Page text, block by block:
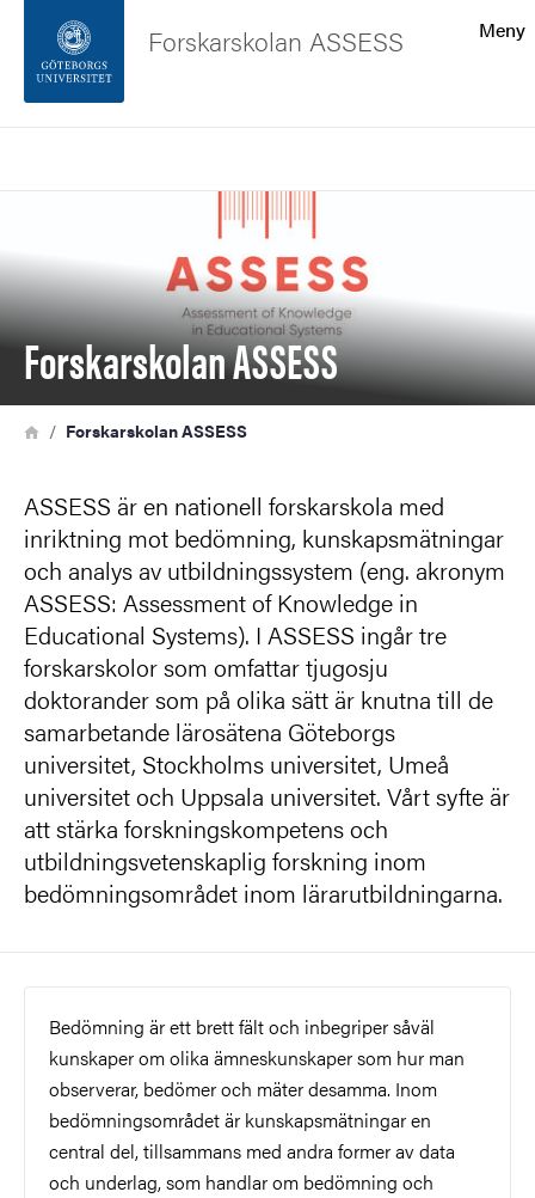
Sidfoten
Meny
Forskarskolan ASSESS
Forskarskolan ASSESS
Länkstig
HemForskarskolan ASSESS
ASSESS är en nationell forskarskola med
inriktning mot bedömning, kunskapsmätningar
och analys av utbildningssystem (eng. akronym
ASSESS: Assessment of Knowledge in
Educational Systems). I ASSESS ingår tre
forskarskolor som omfattar tjugosju
doktorander som på olika sätt är knutna till de
samarbetande lärosätena Göteborgs
universitet, Stockholms universitet, Umeå
universitet och Uppsala universitet. Vårt syfte är
att stärka forskningskompetens och
utbildningsvetenskaplig forskning inom
bedömningsområdet inom lärarutbildningarna.
Bedömning är ett brett fält och inbegriper såväl
kunskaper om olika ämneskunskaper som hur man
observerar, bedömer och mäter desamma. Inom
bedömningsområdet är kunskapsmätningar en
central del, tillsammans med andra former av data
och underlag, som handlar om bedömning och